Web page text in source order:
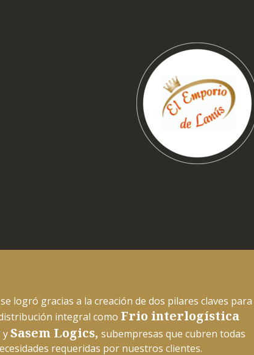
logró gracias a la creación de dos pilares claves para
integral como Frio interlogística
ySasem Logics, subempresas que cubren todas
requeridas por nuestros clientes.